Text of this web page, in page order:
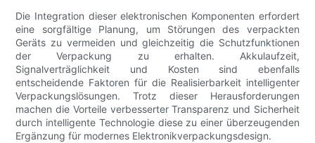
Die Integration dieser elektronischen Komponenten erfordert
eine sorgfältige Planung, um Störungen des verpackten
Geräts zu vermeiden und gleichzeitig die Schutzfunktionen
der Verpackung zu erhalten. Akkulaufzeit,
Signalverträglichkeit und Kosten sind ebenfalls
entscheidende Faktoren für die Realisierbarkeit intelligenter
Verpackungslösungen. Trotz dieser Herausforderungen
machen die Vorteile verbesserter Transparenz und Sicherheit
durch intelligente Technologie diese zu einer überzeugenden
Ergänzung für modernes Elektronikverpackungsdesign.